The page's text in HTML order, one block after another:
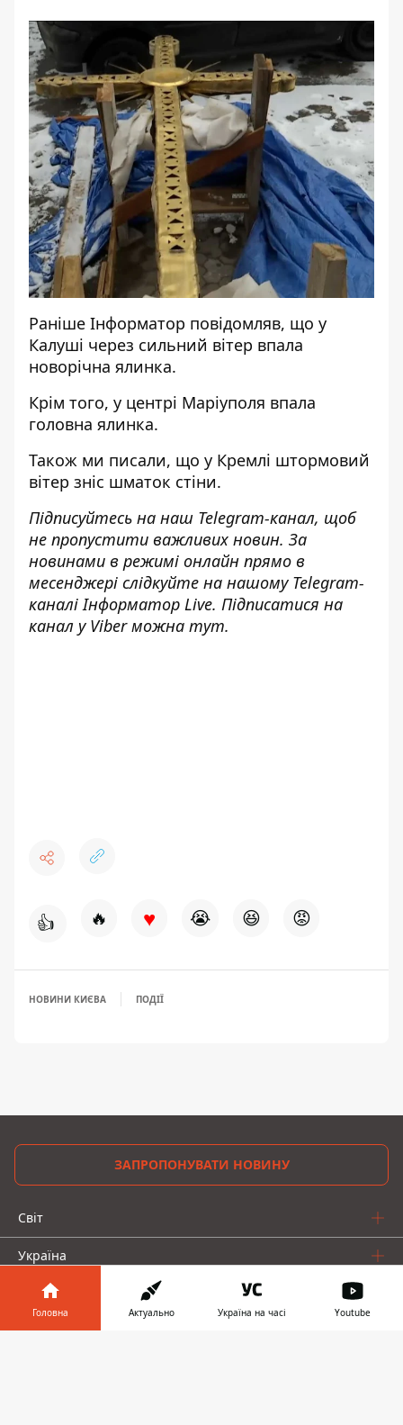
Раніше Інформатор повідомляв, що у
Калуші через сильний вітер впала
новорічна ялинка.
Крім того, у центрі Маріуполя впала
головна ялинка.
Також ми писали, що у Кремлі штормовий
вітер зніс шматок стіни.
Підписуйтесь на наш Telegram-канал, щоб
не пропустити важливих новин. За
новинами в режимі онлайн прямо в
месенджері слідкуйте на нашому Telegram-
каналі Інформатор Live. Підписатися на
канал у Viber можна тут.
👍 🔥 ♥ 😭 😆 😡
НОВИНИ КИЄВА ПОДІЇ
ЗАПРОПОНУВАТИ НОВИНУ
Світ
Україна
Київ
Регіони
Головна Актуально Україна на часі Youtube